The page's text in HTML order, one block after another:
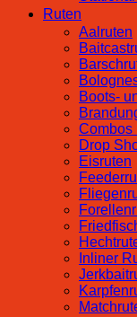
Ruten
Aalruten
Boots-
Combos
Drop
Eisruten
Inliner